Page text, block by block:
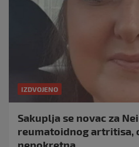
IZDVOJENO
Sakuplja se novac za
reumatoidnog artritisa,